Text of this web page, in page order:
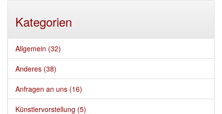
Kategorien
Allgemein (32)
Anderes (38)
Anfragen an uns (16)
Künstlervorstellung (5)